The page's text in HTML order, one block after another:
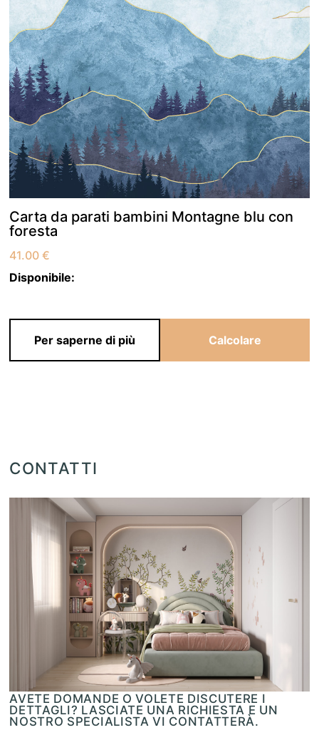
Carta da parati bambini Montagne blu con
foresta
41.00€
Disponibile:
Per saperne di più Calcolare
CONTATTI
AVETE DOMANDE O VOLETE DISCUTERE I
DETTAGLI? LASCIATE UNA RICHIESTA E UN
NOSTRO SPECIALISTA VI CONTATTERÀ.